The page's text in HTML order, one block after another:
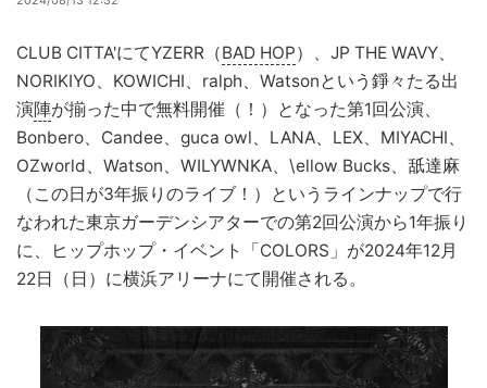
CLUB CITTA'にてYZERR（BAD HOP）、JP THE WAVY、
NORIKIYO、KOWICHI、ralph、Watsonという錚々たる出
演陣が揃った中で無料開催（！）となった第1回公演、
Bonbero、Candee、guca owl、LANA、LEX、MIYACHI、
OZworld、Watson、WILYWNKA、\ellow Bucks、舐達麻
（この日が3年振りのライブ！）というラインナップで行
なわれた東京ガーデンシアターでの第2回公演から1年振り
に、ヒップホップ・イベント「COLORS」が2024年12月
22日（日）に横浜アリーナにて開催される。